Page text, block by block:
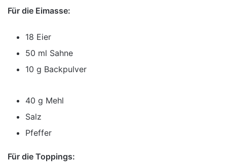
Für die Eimasse:
18 Eier
50 ml Sahne
10 g Backpulver
40 g Mehl
Salz
Pfeffer
Für die Toppings: